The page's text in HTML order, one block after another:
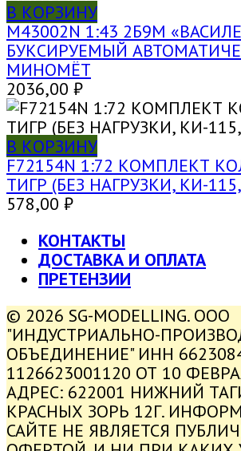
В КОРЗИНУ
M43002N 1:43 2Б9М
БУКСИРУЕМЫЙ
МИНОМЁТ
2036,00 ₽
В КОРЗИНУ
F72154N 1:72 КОМПЛЕКТ
ТИГР (БЕЗ НАГРУЗКИ, КИ-
578,00 ₽
КОНТАКТЫ
ДОСТАВКА И ОПЛАТА
ПРЕТЕНЗИИ
© 2026 SG-MODELLING. ООО
"ИНДУСТРИАЛЬНО-
ОБЪЕДИНЕНИЕ" ИНН
1126623001120 ОТ 10
АДРЕС: 622001 НИЖНИЙ
КРАСНЫХ ЗОРЬ 12Г.
САЙТЕ НЕ ЯВЛЯЕТСЯ